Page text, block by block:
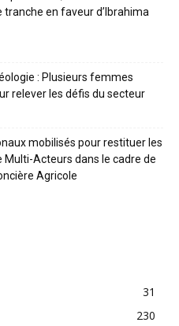
tranche en faveur d’Ibrahima
: Plusieurs femmes
relever les défis du secteur
mobilisés pour restituer les
Acteurs dans le cadre de
Agricole
31
230